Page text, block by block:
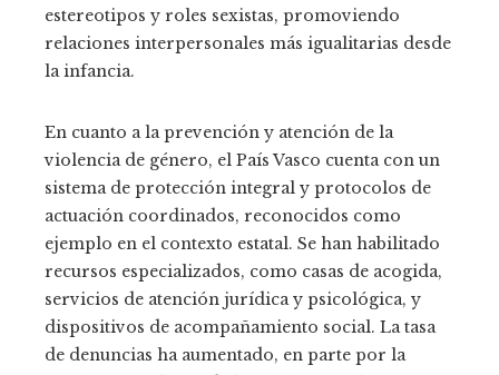
estereotipos y roles sexistas, promoviendo
relaciones interpersonales más igualitarias desde
la infancia.
En cuanto a la prevención y atención de la
violencia de género, el País Vasco cuenta con un
sistema de protección integral y protocolos de
actuación coordinados, reconocidos como
ejemplo en el contexto estatal. Se han habilitado
recursos especializados, como casas de acogida,
servicios de atención jurídica y psicológica, y
dispositivos de acompañamiento social. La tasa
de denuncias ha aumentado, en parte por la